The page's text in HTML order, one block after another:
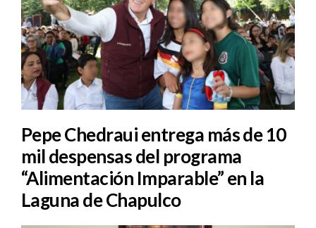
Pepe Chedraui entrega más de 10
mil despensas del programa
“Alimentación Imparable” en la
Laguna de Chapulco